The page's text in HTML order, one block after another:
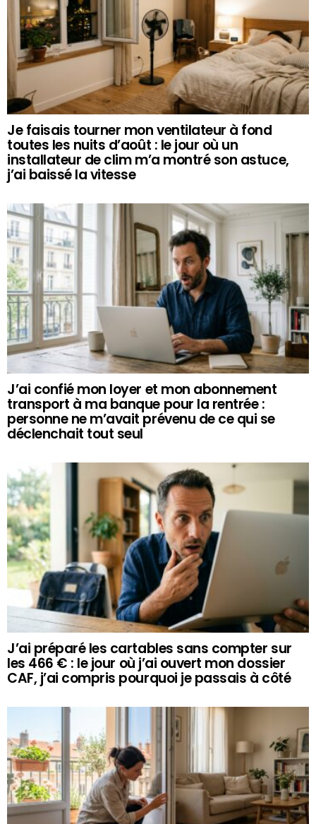
Je faisais tourner mon ventilateur à fond
toutes les nuits d’août : le jour où un
installateur de clim m’a montré son astuce,
j’ai baissé la vitesse
J’ai confié mon loyer et mon abonnement
transport à ma banque pour la rentrée :
personne ne m’avait prévenu de ce qui se
déclenchait tout seul
J’ai préparé les cartables sans compter sur
les 466 € : le jour où j’ai ouvert mon dossier
CAF, j’ai compris pourquoi je passais à côté